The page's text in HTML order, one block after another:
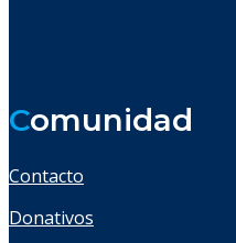
Comunidad
Contacto
Donativos